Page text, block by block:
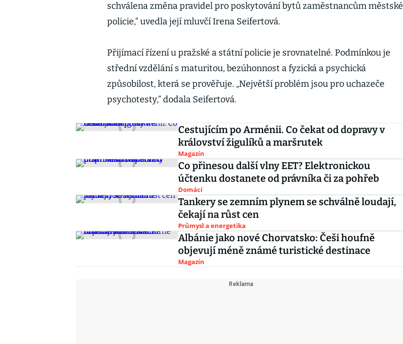
schválena změna pravidel pro poskytování bytů zaměstnancům městské
policie,“ uvedla její mluvčí Irena Seifertová.
Přijímací řízení u pražské a státní policie je srovnatelné. Podmínkou je
střední vzdělání s maturitou, bezúhonnost a fyzická a psychická
způsobilost, která se prověřuje. „Největší problém jsou pro uchazeče
psychotesty,“ dodala Seifertová.
Cestujícím po Arménii. Co čekat od dopravy v
království žigulíků a maršrutek
Magazín
Co přinesou další vlny EET? Elektronickou
účtenku dostanete od právníka či za pohřeb
Domácí
Tankery se zemním plynem se schválně loudají,
čekají na růst cen
Průmysl a energetika
Albánie jako nové Chorvatsko: Češi houfně
objevují méně známé turistické destinace
Magazín